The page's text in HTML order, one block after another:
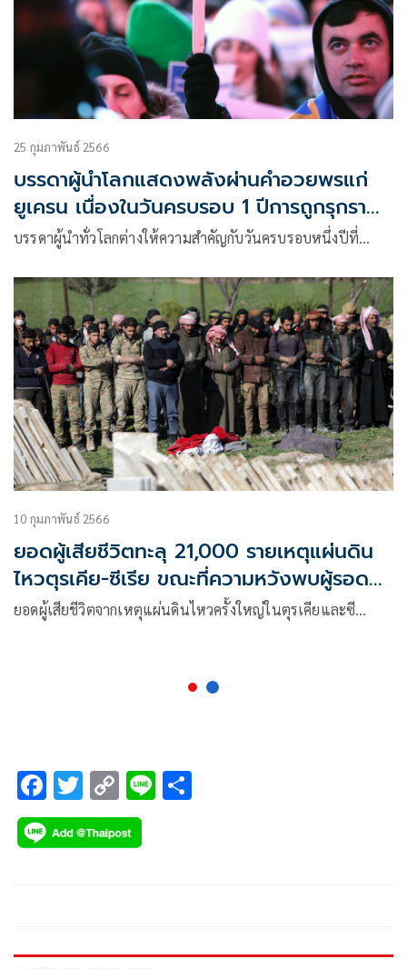
25 กุมภาพันธ์ 2566
บรรดาผู้นำโลกแสดงพลังผ่านคำอวยพรแก่
ยูเครน เนื่องในวันครบรอบ 1 ปีการถูกรุกราน
โดยรัสเซีย
บรรดาผู้นำทั่วโลกต่างให้ความสำคัญกับวันครบรอบหนึ่งปีที่…
10 กุมภาพันธ์ 2566
ยอดผู้เสียชีวิตทะลุ 21,000 รายเหตุแผ่นดิน
ไหวตุรเคีย-ซีเรีย ขณะที่ความหวังพบผู้รอด
ชีวิตเพิ่มเริ่มริบหรี่
ยอดผู้เสียชีวิตจากเหตุแผ่นดินไหวครั้งใหญ่ในตุรเคียและซี…
F
ac
e
k
T
wi
tt
C
o
p
k
Li